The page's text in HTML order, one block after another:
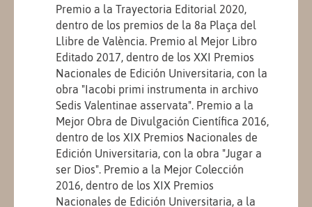
Premio a la Trayectoria Editorial 2020,
dentro de los premios de la 8a Plaça del
Llibre de València. Premio al Mejor Libro
Editado 2017, dentro de los XXI Premios
Nacionales de Edición Universitaria, con la
obra "Iacobi primi instrumenta in archivo
Sedis Valentinae asservata". Premio a la
Mejor Obra de Divulgación Científica 2016,
dentro de los XIX Premios Nacionales de
Edición Universitaria, con la obra "Jugar a
ser Dios". Premio a la Mejor Colección
2016, dentro de los XIX Premios
Nacionales de Edición Universitaria, a la